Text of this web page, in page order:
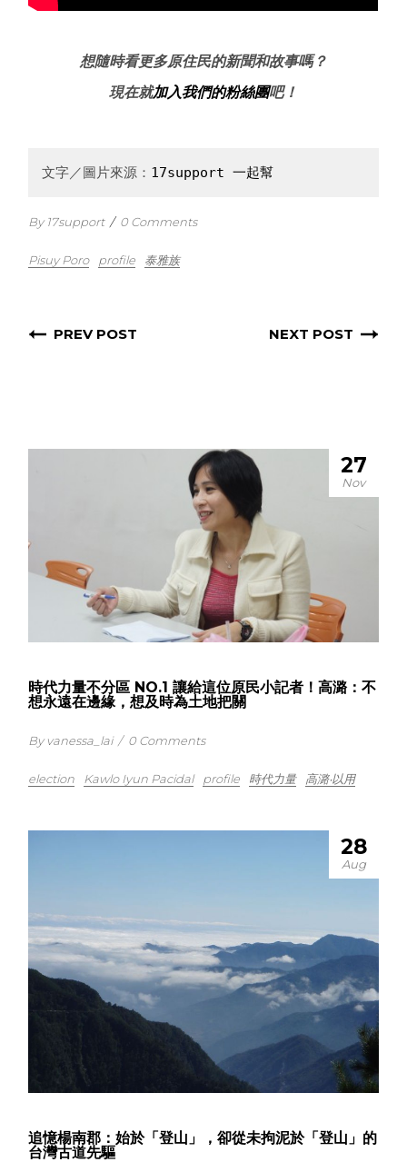
想隨時看更多原住民的新聞和故事嗎？
現在就加入我們的粉絲團吧！
文字／圖片來源： 17support 一起幫
By 17support / 0 Comments
Pisuy Poro profile 泰雅族
PREV POST NEXT POST
27
Nov
時代力量不分區 NO.1 讓給這位原民小記者！高潞：不
想永遠在邊緣，想及時為土地把關
By vanessa_lai / 0 Comments
election Kawlo Iyun Pacidal profile 時代力量 高潞‧以用
28
Aug
追憶楊南郡：始於「登山」，卻從未拘泥於「登山」的
台灣古道先驅